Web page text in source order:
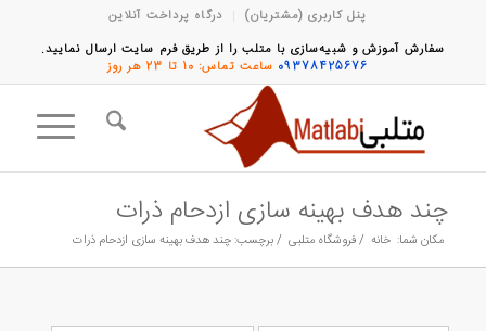
پنل کاربری (مشتریان)
درگاه پرداخت آنلاین
سفارش آموزش و شبیه‌سازی با متلب را از طریق فرم سایت ارسال نمایید.
09378425676 ساعت تماس: 10 تا 23 هر روز
چند هدف بهینه سازی ازدحام ذرات
مکان شما: خانه /فروشگاه متلبی /برچسب: چند هدف بهینه سازی ازدحام ذرات